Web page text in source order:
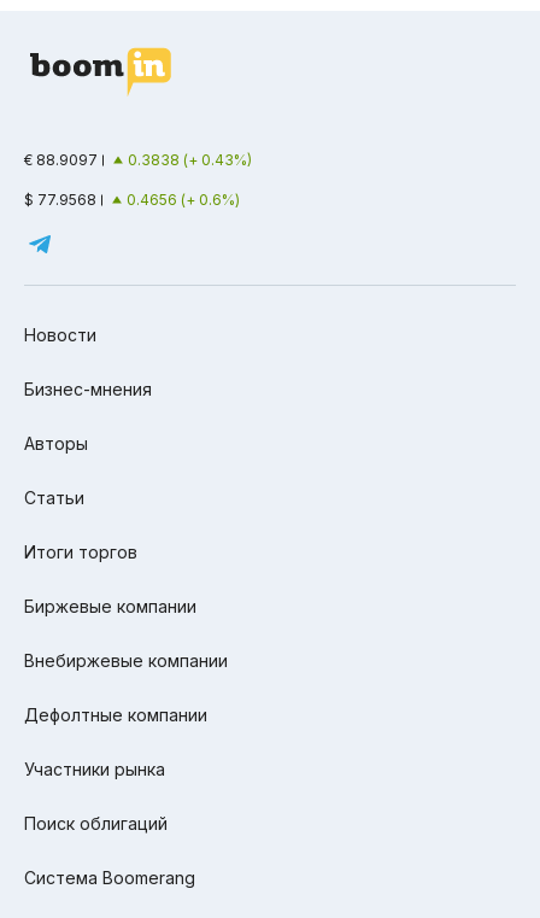
€ 88.9097 0.3838 (+ 0.43%)
$ 77.9568 0.4656 (+ 0.6%)
Новости
Бизнес-мнения
Авторы
Статьи
Итоги торгов
Биржевые компании
Внебиржевые компании
Дефолтные компании
Участники рынка
Поиск облигаций
Система Boomerang